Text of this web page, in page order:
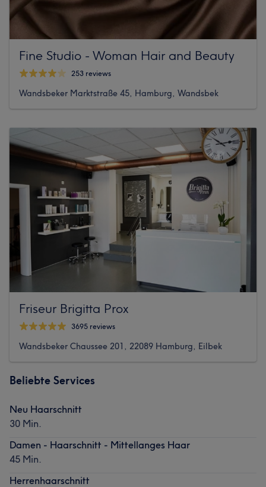
Fine Studio - Woman Hair and Beauty
253 reviews
Wandsbeker Marktstraße 45, Hamburg, Wandsbek
Friseur Brigitta Prox
3695 reviews
Wandsbeker Chaussee 201, 22089 Hamburg, Eilbek
Beliebte Services
Neu Haarschnitt
30 Min.
Damen - Haarschnitt - Mittellanges Haar
45 Min.
Herrenhaarschnitt